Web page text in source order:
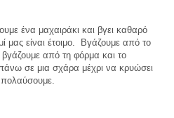
ένα μαχαιράκι και βγει καθαρό
μας είναι έτοιμο.
Βγάζουμε από το
από τη φόρμα και το
σε μια σχάρα μέχρι να κρυώσει